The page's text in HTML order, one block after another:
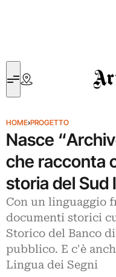
HOME›PROGETTO
Nasce
che racconta
storia del Sud
Con un linguaggio
documenti storici
Storico del Banco
pubblico. E c'è
Lingua dei Segni